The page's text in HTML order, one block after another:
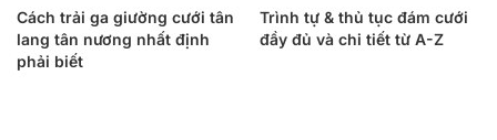
Cách trải ga giường cưới tân
lang tân nương nhất định
phải biết
Trình tự & thủ tục đám cưới
đầy đủ và chi tiết từ A-Z